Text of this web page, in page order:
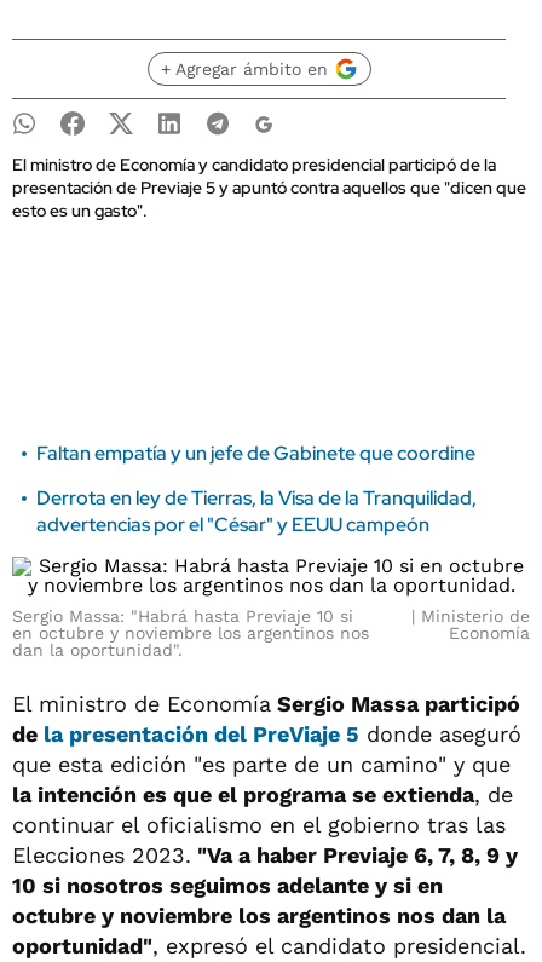
+ Agregar ámbito en
El ministro de Economía y candidato presidencial participó de la
presentación de Previaje 5 y apuntó contra aquellos que "dicen que
esto es un gasto".
Faltan empatía y un jefe de Gabinete que coordine
Derrota en ley de Tierras, la Visa de la Tranquilidad,
advertencias por el "César" y EEUU campeón
Sergio Massa: "Habrá hasta Previaje 10 si
en octubre y noviembre los argentinos nos
dan la oportunidad".
Ministerio de
Economía
El ministro de Economía Sergio Massa participó
de la presentación del PreViaje 5 donde aseguró
que esta edición "es parte de un camino" y que
la intención es que el programa se extienda, de
continuar el oficialismo en el gobierno tras las
Elecciones 2023. "Va a haber Previaje 6, 7, 8, 9 y
10 si nosotros seguimos adelante y si en
octubre y noviembre los argentinos nos dan la
oportunidad", expresó el candidato presidencial.